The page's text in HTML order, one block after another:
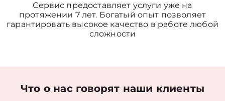
Сервис предоставляет услуги уже на
протяжении 7 лет. Богатый опыт позволяет
гарантировать высокое качество в работе любой
сложности
Что о нас говорят наши клиенты